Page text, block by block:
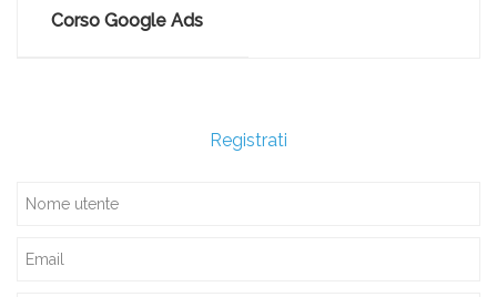
Corso Google Ads
Registrati